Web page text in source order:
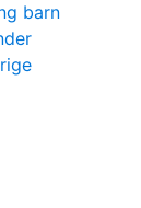
barn